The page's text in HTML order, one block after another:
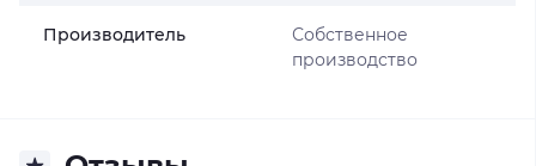
Производитель
Собственное
производство